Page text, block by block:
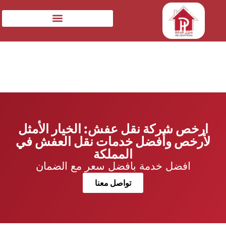
ارخص شركة نقل عفش: الخيار الأمثل
لأرخص وأفضل خدمات نقل العفش في
المملكة
افضل خدمة بافضل سعر مع الضمان
تواصل معنا